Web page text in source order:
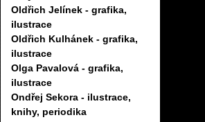
Oldřich Jelínek - grafika,
ilustrace
Oldřich Kulhánek - grafika,
ilustrace
Olga Pavalová - grafika,
ilustrace
Ondřej Sekora - ilustrace,
knihy, periodika